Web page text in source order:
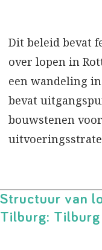
Dit beleid bevat
over lopen in
een wandeling
bevat
bouwstenen
Structuur van
Tilburg: Tilburg